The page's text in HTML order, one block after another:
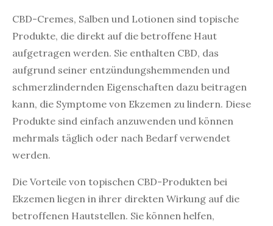
CBD-Cremes, Salben und Lotionen sind topische
Produkte, die direkt auf die betroffene Haut
aufgetragen werden. Sie enthalten CBD, das
aufgrund seiner entzündungshemmenden und
schmerzlindernden Eigenschaften dazu beitragen
kann, die Symptome von Ekzemen zu lindern. Diese
Produkte sind einfach anzuwenden und können
mehrmals täglich oder nach Bedarf verwendet
werden.
Die Vorteile von topischen CBD-Produkten bei
Ekzemen liegen in ihrer direkten Wirkung auf die
betroffenen Hautstellen. Sie können helfen,